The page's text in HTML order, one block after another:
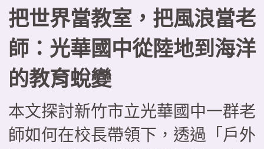
把世界當教室，把風浪當老
師：光華國中從陸地到海洋
的教育蛻變
本文探討新竹市立光華國中一群老
師如何在校長帶領下，透過「戶外